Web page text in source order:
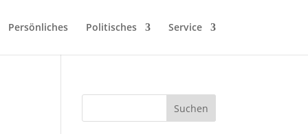
Persönliches Politisches Service